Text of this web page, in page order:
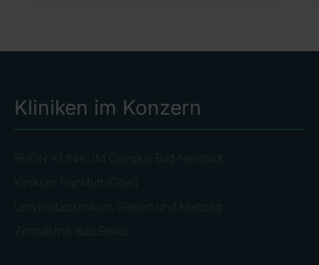
Kliniken im Konzern
RHÖN-KLINIKUM Campus Bad Neustadt
Klinikum Frankfurt (Oder)
Universitätsklinikum Gießen und Marburg
Zentralklinik Bad Berka